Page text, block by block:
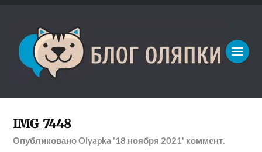
IMG_7448
ОпубликованоOlyapka '18 ноября 2021' коммент.